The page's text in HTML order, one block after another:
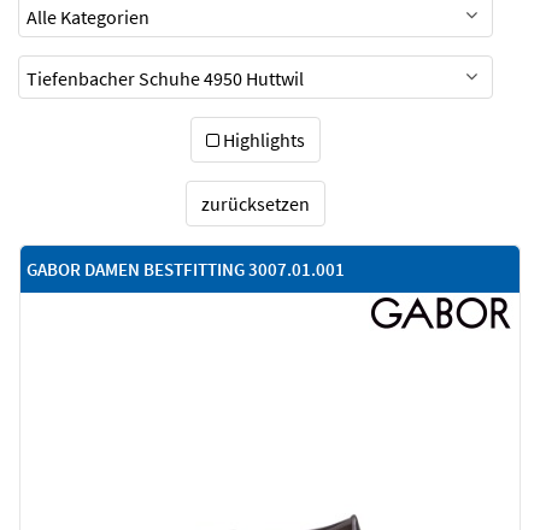
Highlights
zurücksetzen
GABOR DAMEN BESTFITTING 3007.01.001